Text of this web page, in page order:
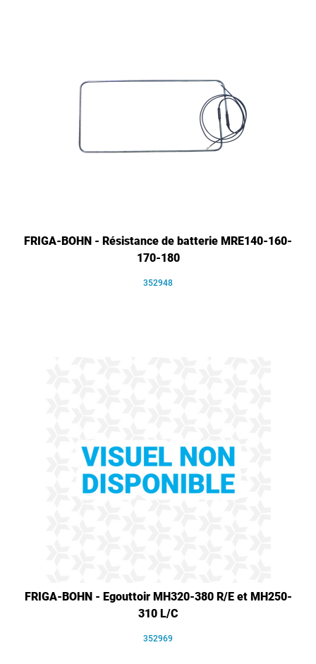
FRIGA-BOHN - Résistance de batterie MRE140-160-
170-180
352948
FRIGA-BOHN - Egouttoir MH320-380 R/E et MH250-
310 L/C
352969